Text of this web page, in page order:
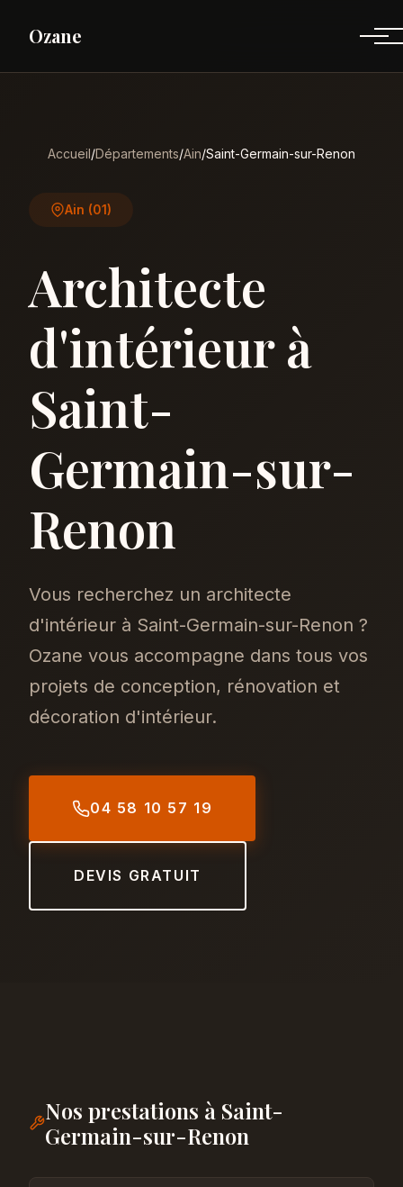
Ozane
Accueil/Départements/Ain/Saint-Germain-sur-Renon
Ain (01)
Architecte
d'intérieur à
Saint-
Germain-sur-
Renon
Vous recherchez un architecte
d'intérieur à Saint-Germain-sur-Renon ?
Ozane vous accompagne dans tous vos
projets de conception, rénovation et
décoration d'intérieur.
04 58 10 57 19
DEVIS GRATUIT
Nos prestations à Saint-
Germain-sur-Renon